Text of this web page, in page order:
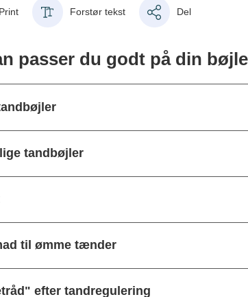
Print Forstør tekst Del
passer du godt på din bøjle
tandbøjler
til ømme tænder
efter tandregulering